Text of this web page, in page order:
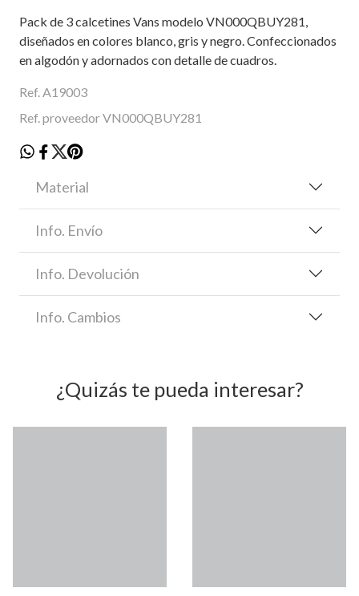
Pack de 3 calcetines Vans modelo VN000QBUY281,
diseñados en colores blanco, gris y negro. Confeccionados
en algodón y adornados con detalle de cuadros.
Ref. A19003
Ref. proveedor VN000QBUY281
Material
Info. Envío
Info. Devolución
Info. Cambios
¿Quizás te pueda interesar?